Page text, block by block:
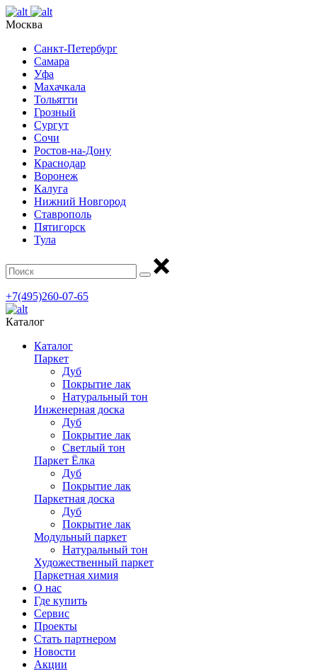
Москва
Санкт-Петербург
Самара
Уфа
Махачкала
Тольятти
Грозный
Сургут
Сочи
Ростов-на-Дону
Краснодар
Воронеж
Калуга
Нижний Новгород
Ставрополь
Пятигорск
Тула
+7(495)260-07-65
Каталог
Каталог
Паркет
Дуб
Покрытие лак
Натуральный тон
Инженерная доска
Дуб
Покрытие лак
Светлый тон
Паркет Ёлка
Дуб
Покрытие лак
Паркетная доска
Дуб
Покрытие лак
Модульный паркет
Натуральный тон
Художественный паркет
Паркетная химия
О нас
Где купить
Сервис
Проекты
Стать партнером
Новости
Акции